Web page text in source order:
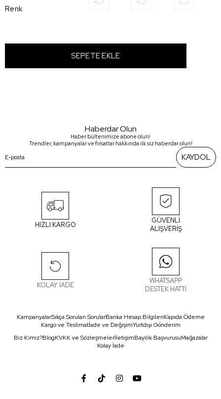
Renk
Haberdar Olun
Haber bültenimize abone olun!
Trendler, kampanyalar ve fırsatlar hakkında ilk siz haberdar olun!
KAYDOL
HIZLI KARGO
GÜVENLİ
ALIŞVERİŞ
KOLAY İADE
WHATSAPP
DESTEK HATTI
KampanyalarSıkça Sorulan SorularBanka Hesap BilgileriKapıda Ödeme
Kargo ve Teslimatİade ve DeğişimYurtdışı Gönderim
Biz Kimiz?BlogKVKK ve SözleşmelerİletişimBayilik BaşvurusuMağazalar
Kolay İade